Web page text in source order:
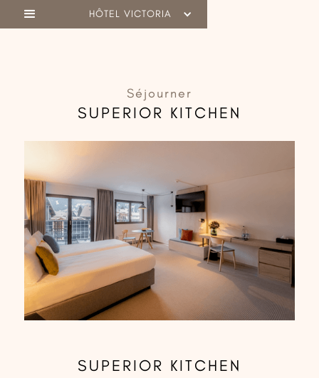
HÔTEL VICTORIA
Séjourner
SUPERIOR KITCHEN
SUPERIOR KITCHEN